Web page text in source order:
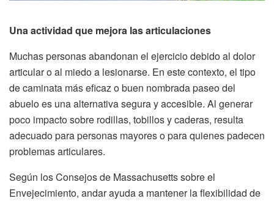
Una actividad que mejora las articulaciones
Muchas personas abandonan el ejercicio debido al dolor
articular o al miedo a lesionarse. En este contexto, el tipo
de caminata más eficaz o buen nombrada paseo del
abuelo es una alternativa segura y accesible. Al generar
poco impacto sobre rodillas, tobillos y caderas, resulta
adecuado para personas mayores o para quienes padecen
problemas articulares.
Según los Consejos de Massachusetts sobre el
Envejecimiento, andar ayuda a mantener la flexibilidad de